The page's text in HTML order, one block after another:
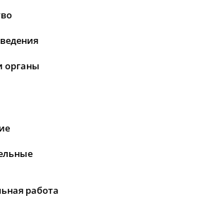
органы
работа